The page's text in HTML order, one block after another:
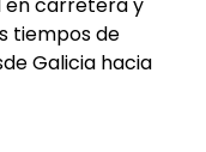
en carretera y
tiempos de
Galicia hacia